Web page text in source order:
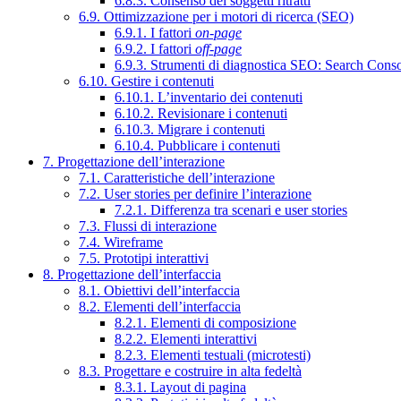
6.9. Ottimizzazione per i motori di ricerca (SEO)
6.9.1. I fattori on-page
6.9.2. I fattori off-page
6.9.3. Strumenti di diagnostica SEO: Search
6.10. Gestire i contenuti
6.10.1. L’inventario dei contenuti
6.10.2. Revisionare i contenuti
6.10.3. Migrare i contenuti
6.10.4. Pubblicare i contenuti
7. Progettazione dell’interazione
7.1. Caratteristiche dell’interazione
7.2. User stories per definire l’interazione
7.2.1. Differenza tra scenari e user stories
7.3. Flussi di interazione
7.4. Wireframe
7.5. Prototipi interattivi
8. Progettazione dell’interfaccia
8.1. Obiettivi dell’interfaccia
8.2. Elementi dell’interfaccia
8.2.1. Elementi di composizione
8.2.2. Elementi interattivi
8.2.3. Elementi testuali (microtesti)
8.3. Progettare e costruire in alta fedeltà
8.3.1. Layout di pagina